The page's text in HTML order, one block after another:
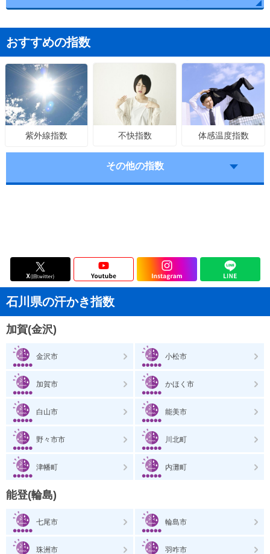
おすすめの指数
紫外線指数 不快指数 体感温度指数
その他の指数
石川県の汗かき指数
加賀(金沢)
金沢市 小松市
加賀市 かほく市
白山市 能美市
野々市市 川北町
津幡町 内灘町
能登(輪島)
七尾市 輪島市
珠洲市 羽咋市